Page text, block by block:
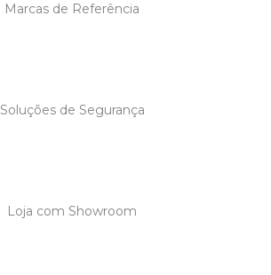
Marcas de Referência
Soluções de Segurança
Loja com Showroom